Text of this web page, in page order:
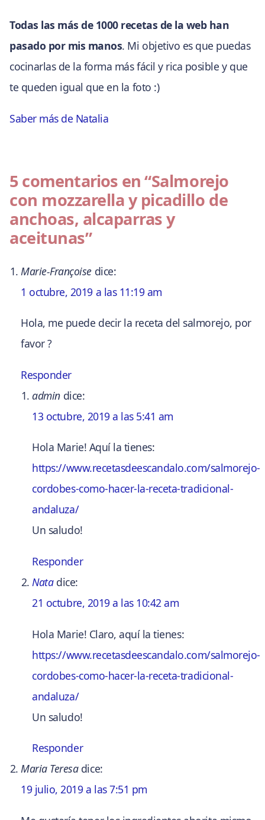
Todas las más de 1000 recetas de la web han
pasado por mis manos. Mi objetivo es que puedas
cocinarlas de la forma más fácil y rica posible y que
te queden igual que en la foto :)
Saber más de Natalia
5 comentarios en“Salmorejo
con mozzarella y picadillo de
anchoas, alcaparras y
aceitunas”
Marie-Françoise dice:
1 octubre, 2019 a las 11:19 am
Hola, me puede decir la receta del salmorejo, por
favor ?
Responder
admin dice:
13 octubre, 2019 a las 5:41 am
Hola Marie! Aquí la tienes:
https://www.recetasdeescandalo.com/salmorejo-
cordobes-como-hacer-la-receta-tradicional-
andaluza/
Un saludo!
Responder
Nata dice:
21 octubre, 2019 a las 10:42 am
Hola Marie! Claro, aquí la tienes:
https://www.recetasdeescandalo.com/salmorejo-
cordobes-como-hacer-la-receta-tradicional-
andaluza/
Un saludo!
Responder
Maria Teresa dice:
19 julio, 2019 a las 7:51 pm